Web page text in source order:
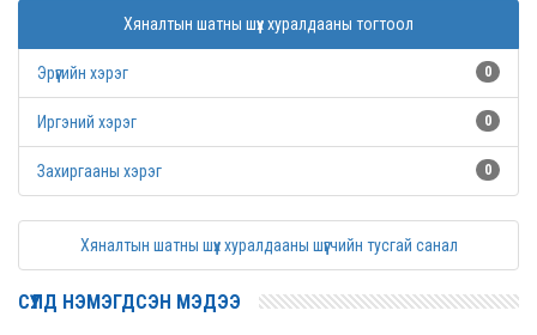
Хяналтын шатны шүүх хуралдааны тогтоол
Эрүүгийн хэрэг 0
Иргэний хэрэг 0
Захиргааны хэрэг 0
Хяналтын шатны шүүх хуралдааны шүүгчийн тусгай санал
СҮҮЛД НЭМЭГДСЭН МЭДЭЭ